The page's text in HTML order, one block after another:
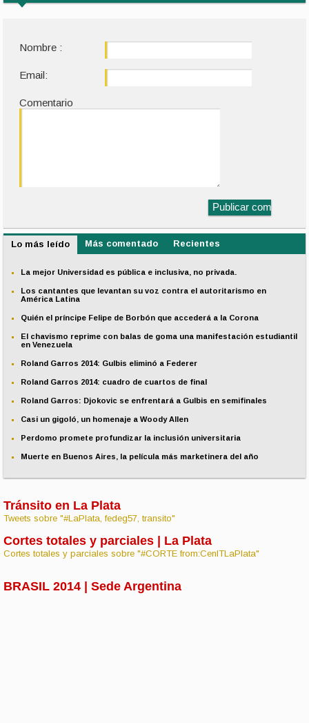
Nombre :
Email:
Comentario
Lo más leído Más comentado Recientes
La mejor Universidad es pública e inclusiva, no privada.
Los cantantes que levantan su voz contra el autoritarismo en
América Latina
Quién el príncipe Felipe de Borbón que accederá a la Corona
El chavismo reprime con balas de goma una manifestación estudiantil
en Venezuela
Roland Garros 2014: Gulbis eliminó a Federer
Roland Garros 2014: cuadro de cuartos de final
Roland Garros: Djokovic se enfrentará a Gulbis en semifinales
Casi un gigoló, un homenaje a Woody Allen
Perdomo promete profundizar la inclusión universitaria
Muerte en Buenos Aires, la película más marketinera del año
Tránsito en La Plata
Tweets sobre "#LaPlata, fedeg57, transito"
Cortes totales y parciales | La Plata
Cortes totales y parciales sobre "#CORTE from:CenITLaPlata"
BRASIL 2014 | Sede Argentina